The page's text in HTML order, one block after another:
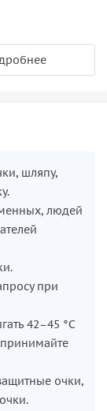
шляпу,
людей
при
42–45 °C
очки,